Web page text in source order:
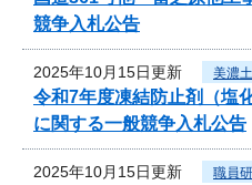
競争入札公告
2025年10月15日更新 美濃
令和7年度凍結防止剤（塩
に関する一般競争入札公告
2025年10月15日更新 職員